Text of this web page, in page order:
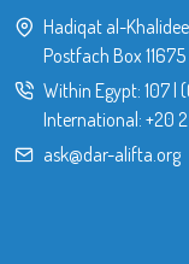
Hadiqat al-
Postfach Box 11675
Within Egypt: 107
International: +20
ask@dar-alifta.org